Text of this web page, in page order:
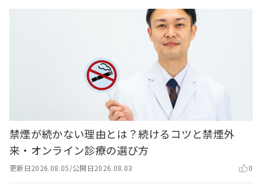
禁煙が続かない理由とは？続けるコツと禁煙外
来・オンライン診療の選び方
更新日2026.08.05/公開日2026.08.03 0